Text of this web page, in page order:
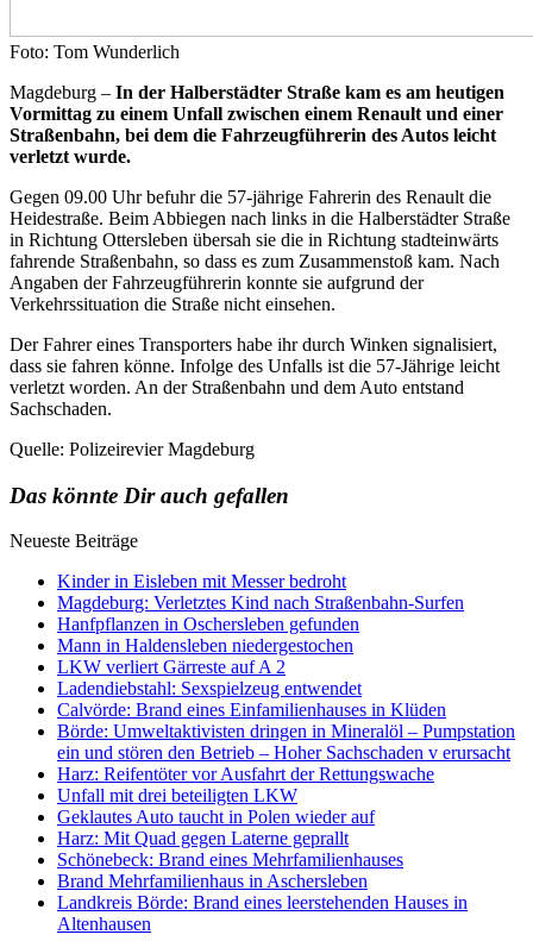
Foto: Tom Wunderlich
Magdeburg – In der Halberstädter Straße kam es am heutigen
Vormittag zu einem Unfall zwischen einem Renault und einer
Straßenbahn, bei dem die Fahrzeugführerin des Autos leicht
verletzt wurde.
Gegen 09.00 Uhr befuhr die 57-jährige Fahrerin des Renault die
Heidestraße. Beim Abbiegen nach links in die Halberstädter Straße
in Richtung Ottersleben übersah sie die in Richtung stadteinwärts
fahrende Straßenbahn, so dass es zum Zusammenstoß kam. Nach
Angaben der Fahrzeugführerin konnte sie aufgrund der
Verkehrssituation die Straße nicht einsehen.
Der Fahrer eines Transporters habe ihr durch Winken signalisiert,
dass sie fahren könne. Infolge des Unfalls ist die 57-Jährige leicht
verletzt worden. An der Straßenbahn und dem Auto entstand
Sachschaden.
Quelle: Polizeirevier Magdeburg
Das könnte Dir auch gefallen
Neueste Beiträge
Kinder in Eisleben mit Messer bedroht
Magdeburg: Verletztes Kind nach Straßenbahn-Surfen
Hanfpflanzen in Oschersleben gefunden
Mann in Haldensleben niedergestochen
LKW verliert Gärreste auf A 2
Ladendiebstahl: Sexspielzeug entwendet
Calvörde: Brand eines Einfamilienhauses in Klüden
Börde: Umweltaktivisten dringen in Mineralöl – Pumpstation
ein und stören den Betrieb – Hoher Sachschaden v erursacht
Harz: Reifentöter vor Ausfahrt der Rettungswache
Unfall mit drei beteiligten LKW
Geklautes Auto taucht in Polen wieder auf
Harz: Mit Quad gegen Laterne geprallt
Schönebeck: Brand eines Mehrfamilienhauses
Brand Mehrfamilienhaus in Aschersleben
Landkreis Börde: Brand eines leerstehenden Hauses in
Altenhausen